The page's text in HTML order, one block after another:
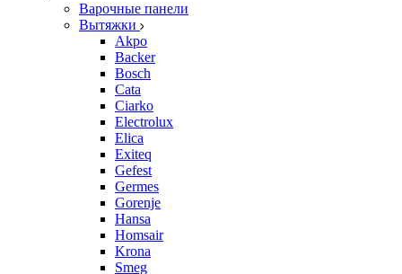
Варочные панели
Вытяжки
Akpo
Backer
Bosch
Cata
Ciarko
Electrolux
Elica
Exiteq
Gefest
Germes
Gorenje
Hansa
Homsair
Krona
Smeg